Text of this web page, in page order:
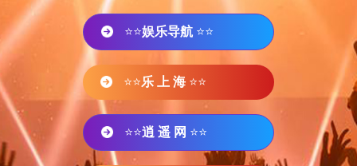
⭐⭐娱乐导航 ⭐⭐
⭐⭐乐 上 海 ⭐⭐
⭐⭐逍 遥 网 ⭐⭐